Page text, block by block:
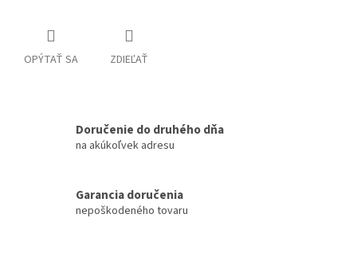
OPÝTAŤ SA ZDIEĽAŤ
Doručenie do druhého dňa
na akúkoľvek adresu
Garancia doručenia
nepoškodeného tovaru